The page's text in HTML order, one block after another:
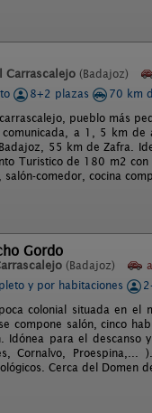
Carrascalejo (Badajoz)
8+2 plazas 70 km
pueblo más
comunicada, a 1, 5 km
55 km de Zafra.
Turistico de 180 m2
salón-comedor, cocina
Gordo
(Badajoz) a
y por habitaciones
colonial situada en el
compone salón, cinco
Idónea para el descanso
Cornalvo,
Cerca del Domen